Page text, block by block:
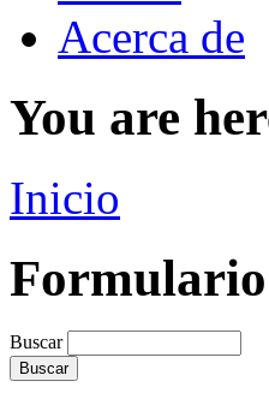
Acerca de
You are
Inicio
Formulario
Buscar